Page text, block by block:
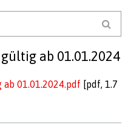
ab 01.01.2024
01.01.2024.pdf [pdf, 1.7